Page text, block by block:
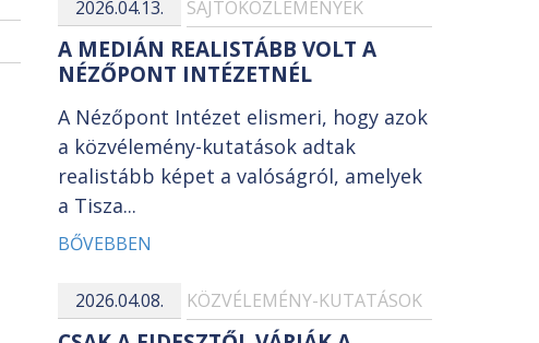
2026.04.13. SAJTÓKÖZLEMÉNYEK
A MEDIÁN REALISTÁBB VOLT A
NÉZŐPONT INTÉZETNÉL
A Nézőpont Intézet elismeri, hogy azok
a közvélemény-kutatások adtak
realistább képet a valóságról, amelyek
a Tisza...
BŐVEBBEN
2026.04.08. KÖZVÉLEMÉNY-KUTATÁSOK